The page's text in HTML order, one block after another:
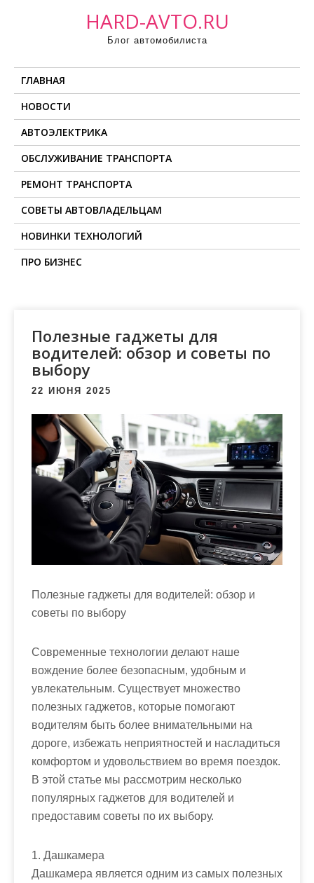
HARD-AVTO.RU
Блог автомобилиста
ГЛАВНАЯ
НОВОСТИ
АВТОЭЛЕКТРИКА
ОБСЛУЖИВАНИЕ ТРАНСПОРТА
РЕМОНТ ТРАНСПОРТА
СОВЕТЫ АВТОВЛАДЕЛЬЦАМ
НОВИНКИ ТЕХНОЛОГИЙ
ПРО БИЗНЕС
Полезные гаджеты для
водителей: обзор и советы по
выбору
22 ИЮНЯ 2025
Полезные гаджеты для водителей: обзор и
советы по выбору
Современные технологии делают наше
вождение более безопасным, удобным и
увлекательным. Существует множество
полезных гаджетов, которые помогают
водителям быть более внимательными на
дороге, избежать неприятностей и насладиться
комфортом и удовольствием во время поездок.
В этой статье мы рассмотрим несколько
популярных гаджетов для водителей и
предоставим советы по их выбору.
1. Дашкамера
Дашкамера является одним из самых полезных